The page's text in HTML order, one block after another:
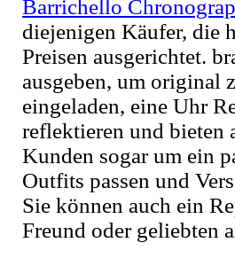
Barrichello
diejenigen Käufer, die
Preisen ausgerichtet.
ausgeben, um original
eingeladen, eine Uhr
reflektieren und bieten
Kunden sogar um ein
Outfits passen und
Sie können auch ein
Freund oder geliebten